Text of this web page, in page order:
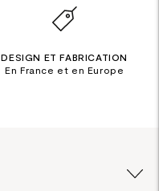
DESIGN ET FABRICATION
En France et en Europe